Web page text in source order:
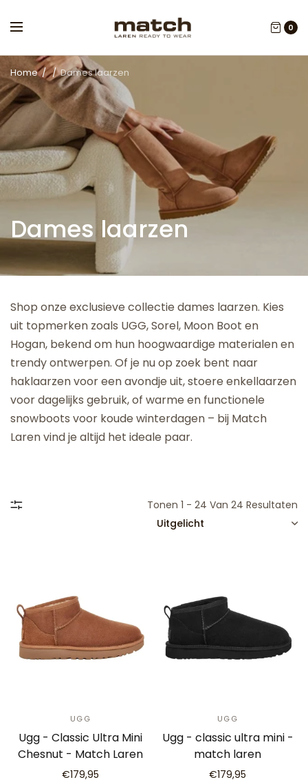
0
Home / /Dames laarzen
Dames laarzen
Shop onze exclusieve collectie dames laarzen. Kies
uit topmerken zoals UGG, Sorel, Moon Boot en
Hogan, bekend om hun hoogwaardige materialen en
trendy ontwerpen. Of je nu op zoek bent naar
haklaarzen voor een avondje uit, stoere enkellaarzen
voor dagelijks gebruik, of warme en functionele
snowboots voor koude winterdagen – bij Match
Laren vind je altijd het ideale paar.
Tonen 1 - 24 Van 24 Resultaten
UGG
Ugg - Classic Ultra Mini
Chesnut - Match Laren
€179,95
UGG
Ugg - classic ultra mini -
match laren
€179,95